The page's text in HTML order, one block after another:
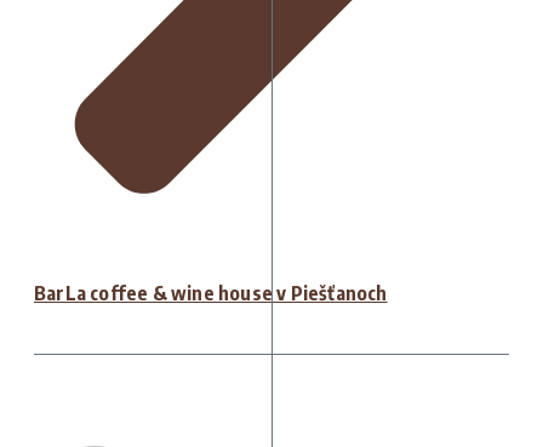
BarLa coffee & wine house v Piešťanoch